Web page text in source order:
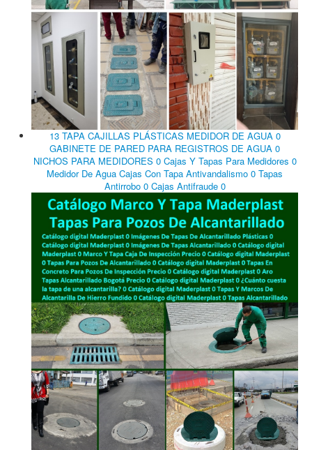
13 TAPA CAJILLAS PLÁSTICAS MEDIDOR DE AGUA 0
GABINETE DE PARED PARA REGISTROS DE AGUA 0
NICHOS PARA MEDIDORES 0 Cajas Y Tapas Para Medidores 0
Medidor De Agua Cajas Con Tapa Antivandalismo 0 Tapas
Antirrobo 0 Cajas Antifraude 0